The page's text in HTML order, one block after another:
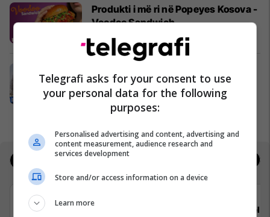
Produkti i më ri në Popeyes Kosova -
Voodoo Sandwich
Popeyes
Federata e Atletikës organizojnë
garën e vrapimit “Kosova në
Lëvizje”
Prishtina Mall
Telegrafi asks for your consent to use
your personal data for the following
purposes:
Personalised advertising and content, advertising and
content measurement, audience research and
services development
Store and/or access information on a device
Learn more